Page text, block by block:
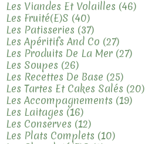
Les Viandes Et Volailles (46)
Les Fruité(e)s (40)
Les Patisseries (37)
Les Apéritifs And Co (27)
Les Produits De La Mer (27)
Les Soupes (26)
Les Recettes De Base (25)
Les Tartes Et Cakes Salés (20)
Les Accompagnements (19)
Les Laitages (16)
Les Conserves (12)
Les Plats Complets (10)